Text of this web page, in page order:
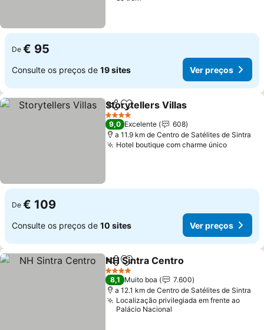
De € 95
Consulte os preços de 19 sites Ver preços
PartilharAdicionar aos favoritos
Storytellers Villas
4 Estrelas
9,0 Excelente
608
a 11.9 km de Centro de Satélites de Sintra
Hotel boutique com charme único
De € 109
Consulte os preços de 10 sites Ver preços
PartilharAdicionar aos favoritos
NH Sintra Centro
4 Estrelas
8,1 Muito boa
7.600
a 12.1 km de Centro de Satélites de Sintra
Localização privilegiada em frente ao
Palácio Nacional